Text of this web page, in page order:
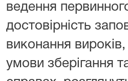
ведення
достовірність
виконання
умови зберігання